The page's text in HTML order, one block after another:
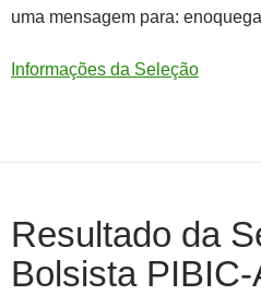
uma mensagem para:
Informações da Seleção
Resultado da
Bolsista PIBIC-